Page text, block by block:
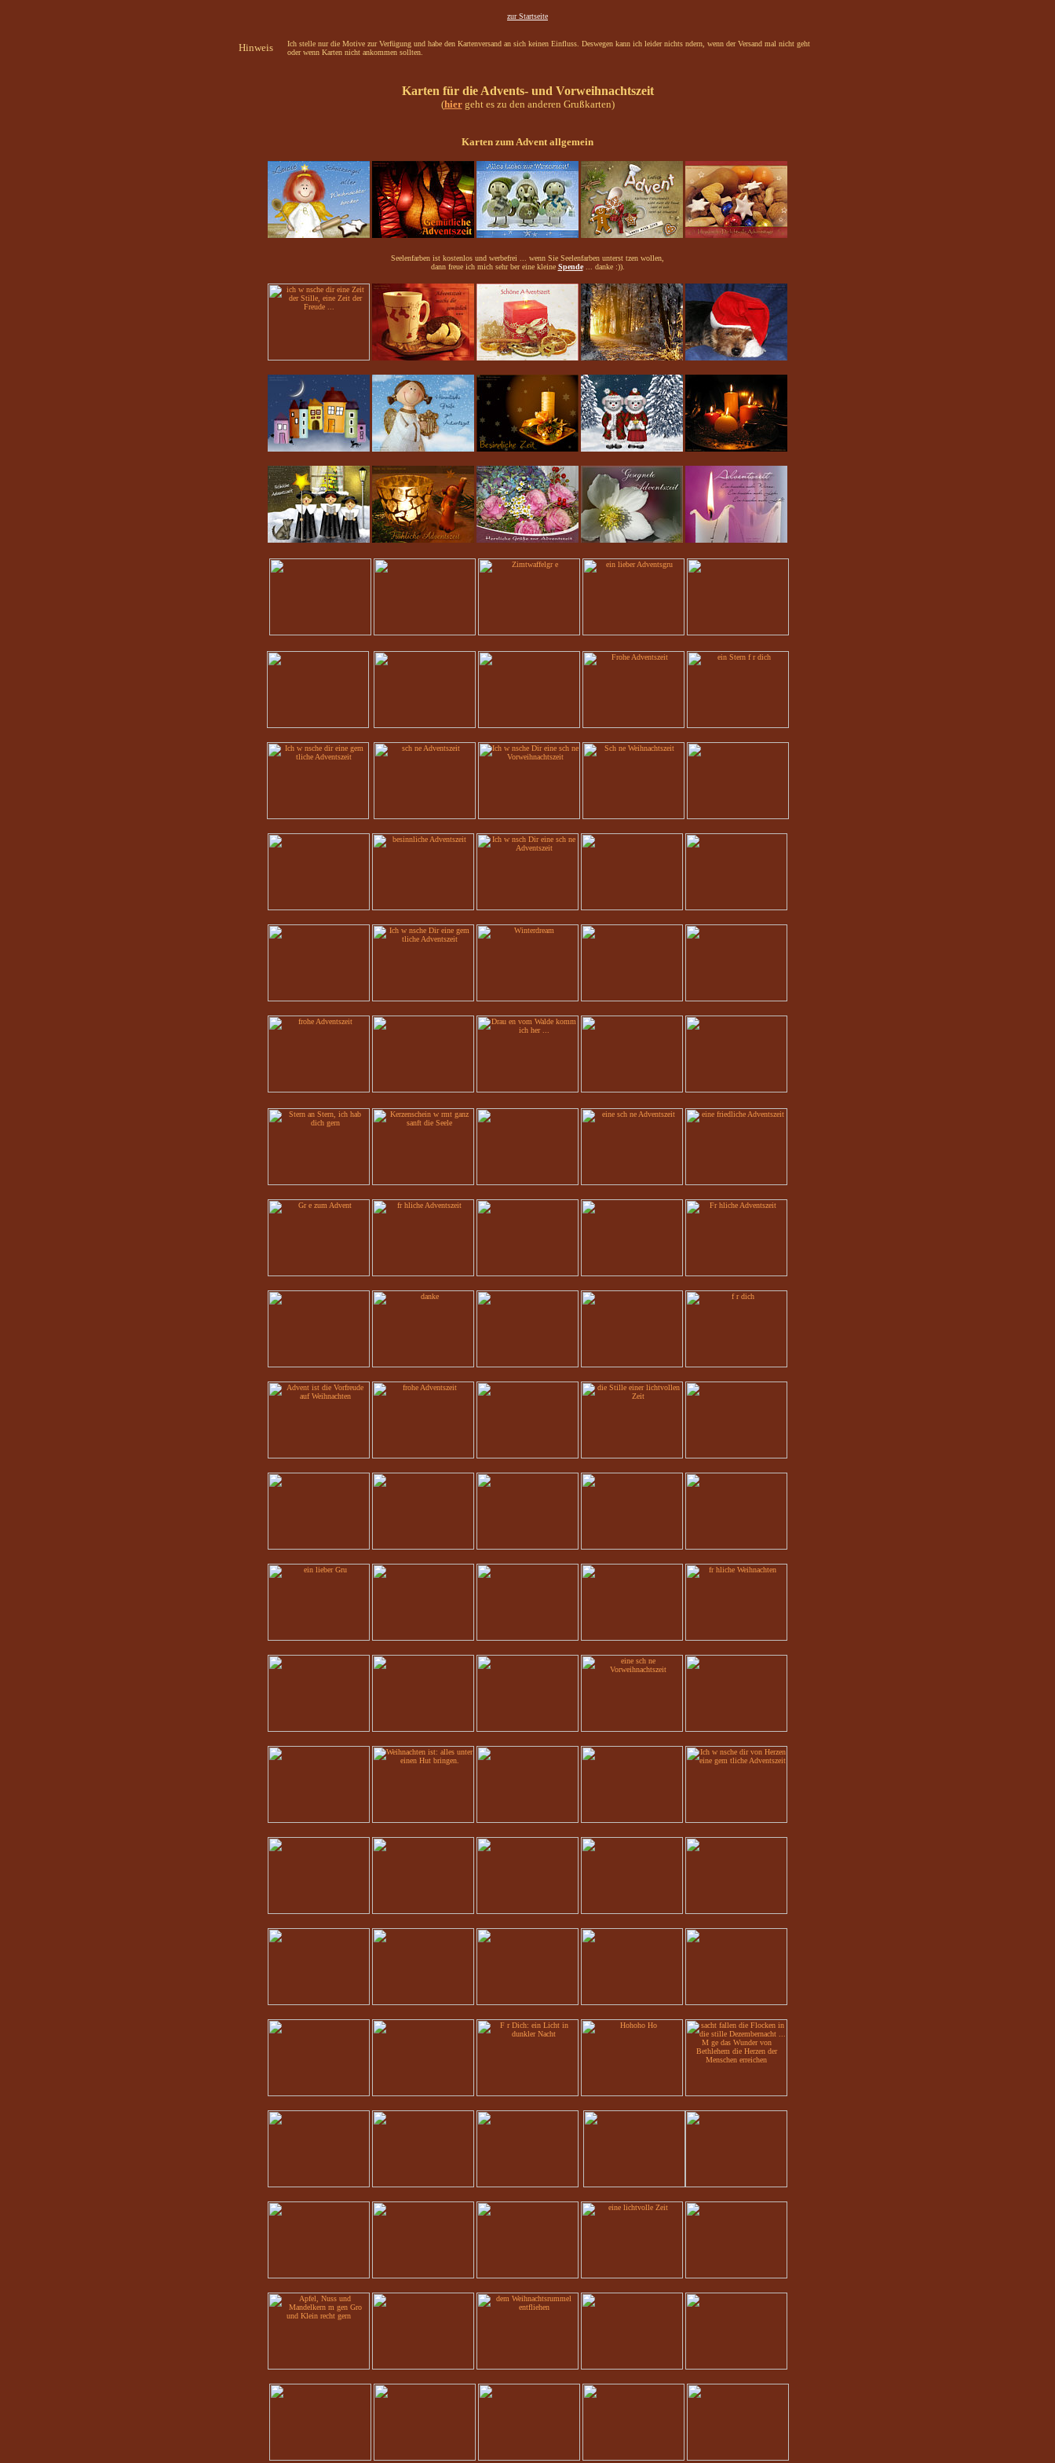
zur Startseite
Hinweis
Ich stelle nur die Motive zur Verfügung und habe den Kartenversand an sich keinen Einfluss. Deswegen kann ich leider nichts ndern, wenn der Versand mal nicht geht
oder wenn Karten nicht ankommen sollten.
Karten für die Advents- und Vorweihnachtszeit
(hiergeht es zu den anderen Grußkarten)
Karten zum Advent allgemein
Seelenfarben ist kostenlos und werbefrei ... wenn Sie Seelenfarben unterst tzen wollen,
dann freue ich mich sehr ber eine kleine Spende... danke :)).